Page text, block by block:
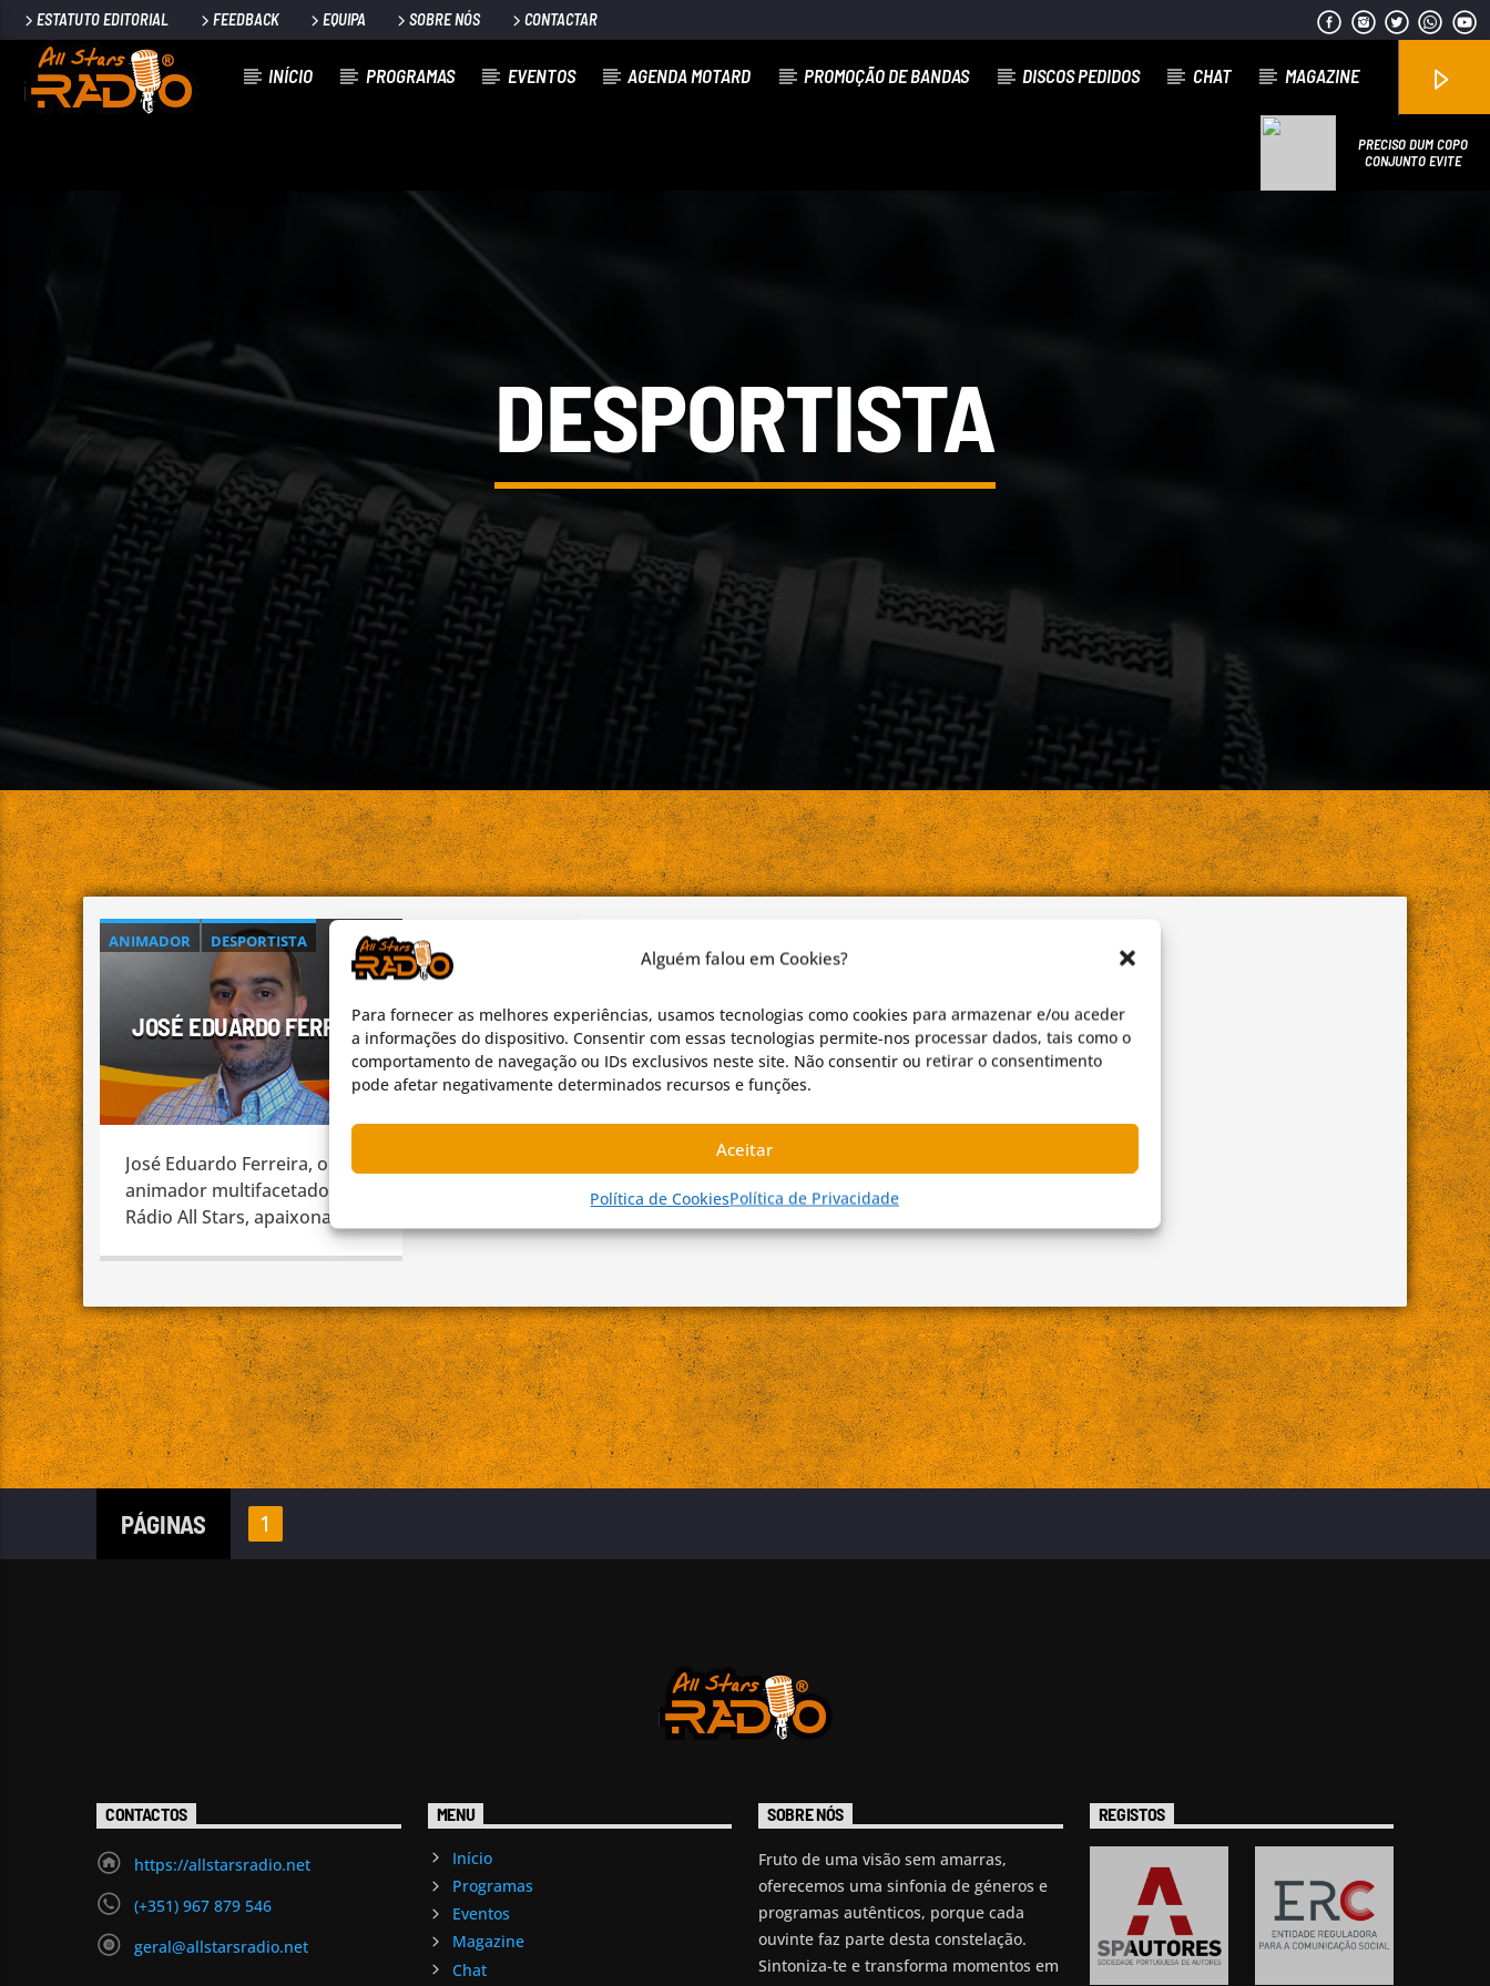
Alguém falou em Cookies?
Para fornecer as melhores experiências, usamos tecnologias como cookies para armazenar e/ou aceder
a informações do dispositivo. Consentir com essas tecnologias permite-nos processar dados, tais como o
comportamento de navegação ou IDs exclusivos neste site. Não consentir ou retirar o consentimento
pode afetar negativamente determinados recursos e funções.
Aceitar
Política de CookiesPolítica de Privacidade
ESTATUTO EDITORIAL FEEDBACK EQUIPA SOBRE NÓS CONTACTAR
INÍCIO PROGRAMAS EVENTOS AGENDA MOTARD PROMOÇÃO DE BANDAS DISCOS PEDIDOS CHAT MAGAZINE
PRECISO DUM COPO
CONJUNTO EVITE
DESPORTISTA
ANIMADOR
DESPORTISTA
JOSÉ EDUARDO FERREIRA
José Eduardo Ferreira, o
animador multifacetado da
Rádio All Stars, apaixonado
cuja paixão e dedicação se
refletem em cada aspeto da
sua vida, desde o animado
programa Sons da Lua até
aos campos de basquete.
PÁGINAS 1
CONTACTOS
https://allstarsradio.net
(+351) 967 879 546
geral@allstarsradio.net
MENU
Início
Programas
Eventos
Magazine
Chat
SOBRE NÓS
Fruto de uma visão sem amarras,
oferecemos uma sinfonia de géneros e
programas autênticos, porque cada
ouvinte faz parte desta constelação.
Sintoniza-te e transforma momentos em
REGISTOS